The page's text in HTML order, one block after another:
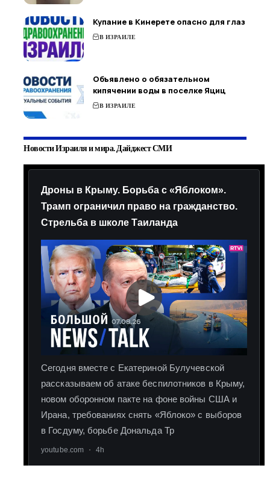
Купание в Кинерете опасно для глаз
В ИЗРАИЛЕ
Объявлено о обязательном
кипячении воды в поселке Яциц
В ИЗРАИЛЕ
Новости Израиля и мира. Дайджест СМИ